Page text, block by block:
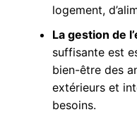
logement,
La gestion de
suffisante est
bien-être des
extérieurs et
besoins.